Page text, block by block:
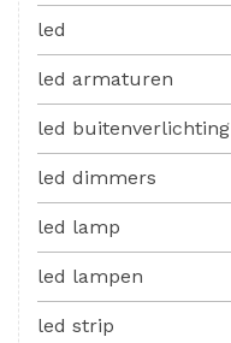
led
led armaturen
led buitenverlichting
led dimmers
led lamp
led lampen
led strip